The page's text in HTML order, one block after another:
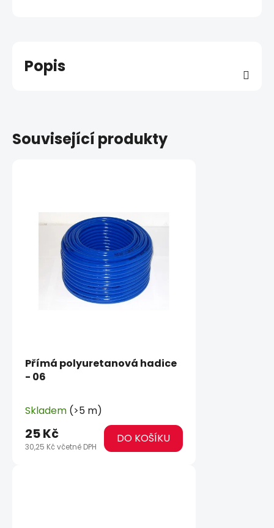
Popis
Související produkty
Přímá polyuretanová hadice
- 06
Skladem (>5 m)
30,25 Kč včetně DPH
25 Kč DO KOŠÍKU